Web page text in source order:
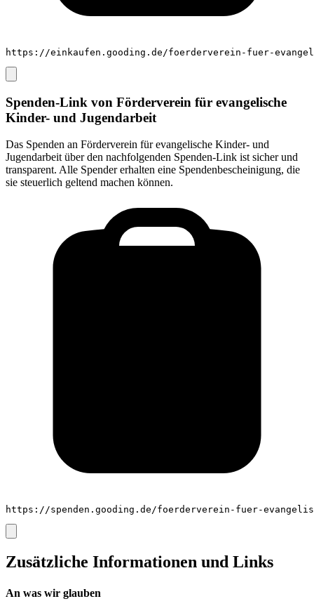
https://einkaufen.gooding.de/foerderverein-fuer-
Spenden-Link von Förderverein für evangelische
Kinder- und Jugendarbeit
Das Spenden an Förderverein für evangelische Kinder- und
Jugendarbeit über den nachfolgenden Spenden-Link ist sicher und
transparent. Alle Spender erhalten eine Spendenbescheinigung, die
sie steuerlich geltend machen können.
https://spenden.gooding.de/foerderverein-fuer-
Zusätzliche Informationen und Links
An was wir glauben